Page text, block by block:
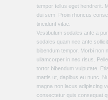
tempor tellus eget hendrerit.
dui sem. Proin rhoncus
tincidunt vitae.
Vestibulum sodales ante a
sodales quam nec ante
bibendum tempor. Morbi non
ullamcorper in nec risus.
tortor bibendum vulputate.
mattis ut, dapibus eu nunc.
magna non lacus adipiscing
consectetur quis consequat